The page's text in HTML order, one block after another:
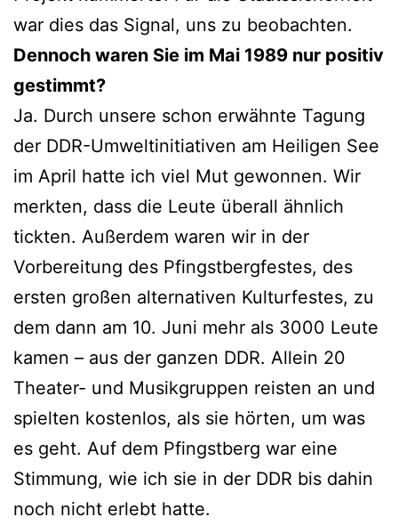
war dies das Signal, uns zu beobachten.
Dennoch waren Sie im Mai 1989 nur positiv
gestimmt?
Ja. Durch unsere schon erwähnte Tagung
der DDR-Umweltinitiativen am Heiligen See
im April hatte ich viel Mut gewonnen. Wir
merkten, dass die Leute überall ähnlich
tickten. Außerdem waren wir in der
Vorbereitung des Pfingstbergfestes, des
ersten großen alternativen Kulturfestes, zu
dem dann am 10. Juni mehr als 3000 Leute
kamen – aus der ganzen DDR. Allein 20
Theater- und Musikgruppen reisten an und
spielten kostenlos, als sie hörten, um was
es geht. Auf dem Pfingstberg war eine
Stimmung, wie ich sie in der DDR bis dahin
noch nicht erlebt hatte.